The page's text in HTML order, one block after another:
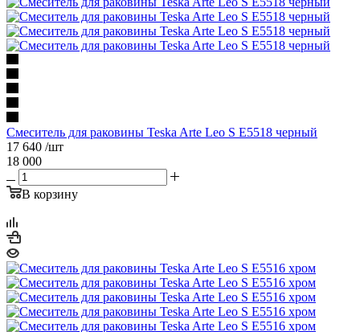
Смеситель для раковины Teska Arte Leo S E5518 черный
17 640 /шт
18 000
В корзину